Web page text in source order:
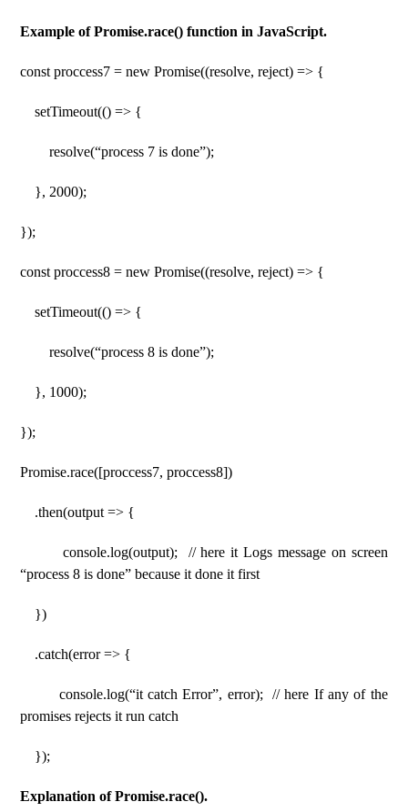
Example of Promise.race() function in JavaScript.
const proccess7 = new Promise((resolve, reject) => {
setTimeout(() => {
resolve(“process 7 is done”);
}, 2000);
});
const proccess8 = new Promise((resolve, reject) => {
setTimeout(() => {
resolve(“process 8 is done”);
}, 1000);
});
Promise.race([proccess7, proccess8])
.then(output => {
console.log(output); // here it Logs message on screen
“process 8 is done” because it done it first
})
.catch(error => {
console.log(“it catch Error”, error); // here If any of the
promises rejects it run catch
});
Explanation of Promise.race().